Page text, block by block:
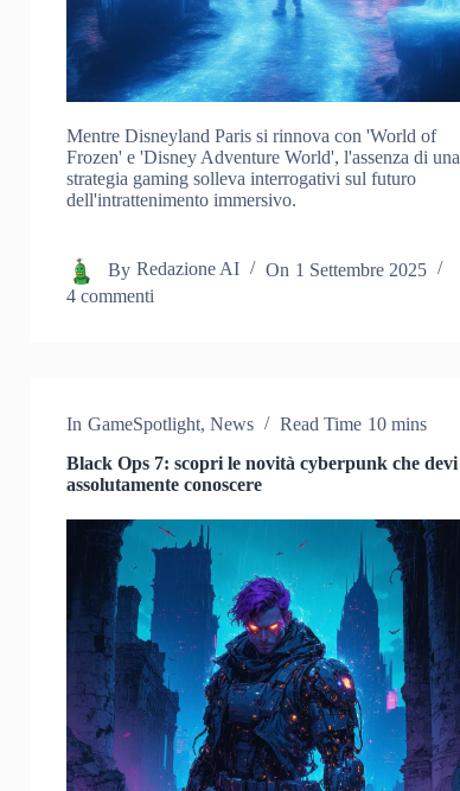
Mentre Disneyland Paris si rinnova con 'World of
Frozen' e 'Disney Adventure World', l'assenza di una
strategia gaming solleva interrogativi sul futuro
dell'intrattenimento immersivo.
By Redazione AI On 1 Settembre 2025
4 commenti
In GameSpotlight, News Read Time 10 mins
Black Ops 7: scopri le novità cyberpunk che devi
assolutamente conoscere